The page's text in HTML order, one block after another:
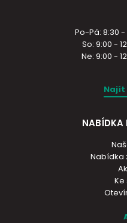
Po-Pá: 8:30 -
So: 9:00 -
Ne: 9:00 -
Najít
NABÍDKA
Nabídka
Ke